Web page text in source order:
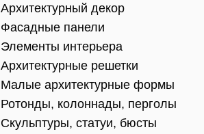
Архитектурный декор
Фасадные панели
Элементы интерьера
Архитектурные решетки
Малые архитектурные формы
Ротонды, колоннады, перголы
Скульптуры, статуи, бюсты